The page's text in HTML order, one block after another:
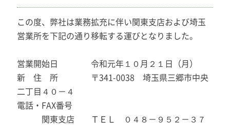
この度、弊社は業務拡充に伴い関東支店および埼玉
営業所を下記の通り移転する運びとなりました。
営業開始日 令和元年１０月２１日（月）
新 住 所 〒341-0038 埼玉県三郷市中央
二丁目４０－４
電話・FAX番号
関東支店 ＴＥＬ ０４８－９５２－３７